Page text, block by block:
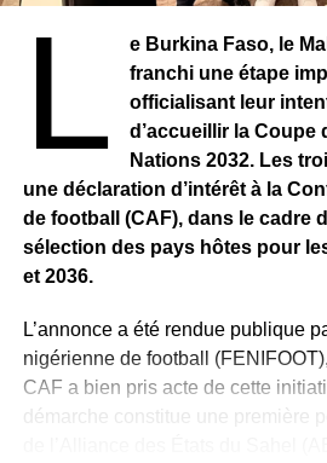
Attendu dans les prochains jours à
officiellement ses fonctions avant
médias et au public lors d’une
les modalités seront
Le président de la FIF, Yacine
retour et adressé ses vœux de
football ivoirien.
L
e Burkina Faso, le
franchi une étape
officialisant leur
d’accueillir la Coupe
Nations 2032. Les
une déclaration d’intérêt à la
de football (CAF), dans le cadre
sélection des pays hôtes pour
et 2036.
L’annonce a été rendue publique
nigérienne de football
CAF a bien pris acte de cette
démarche constitue une première